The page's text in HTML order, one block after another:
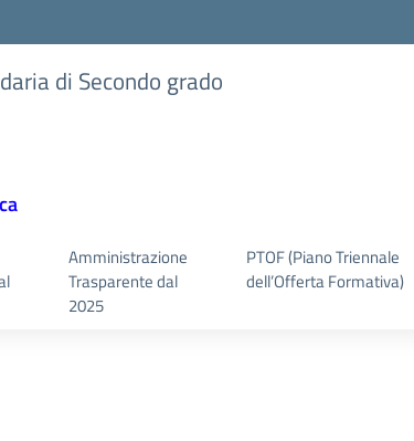
di Secondo grado
Amministrazione
Trasparente dal
2025
PTOF (Piano Triennale
dell’Offerta Formativa)